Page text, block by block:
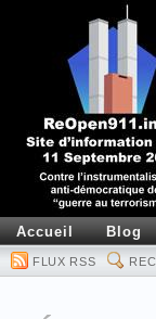
Accueil Blog
FLUX RSS